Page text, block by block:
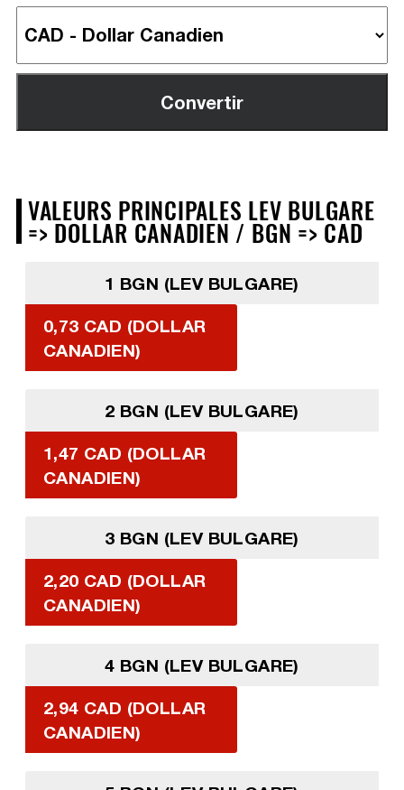
VALEURS PRINCIPALES LEV BULGARE
=> DOLLAR CANADIEN / BGN => CAD
1 BGN (LEV BULGARE)
0,73 CAD (DOLLAR
CANADIEN)
2 BGN (LEV BULGARE)
1,47 CAD (DOLLAR
CANADIEN)
3 BGN (LEV BULGARE)
2,20 CAD (DOLLAR
CANADIEN)
4 BGN (LEV BULGARE)
2,94 CAD (DOLLAR
CANADIEN)